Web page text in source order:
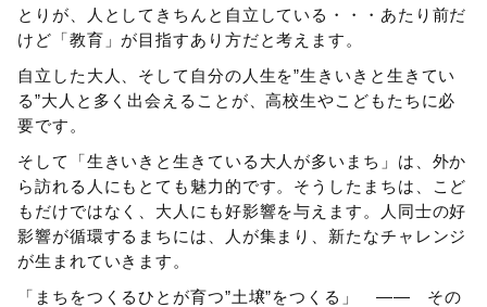
とりが、人としてきちんと自立している・・・あたり前だ
けど「教育」が目指すあり方だと考えます。
自立した大人、そして自分の人生を”生きいきと生きてい
る”大人と多く出会えることが、高校生やこどもたちに必
要です。
そして「生きいきと生きている大人が多いまち」は、外か
ら訪れる人にもとても魅力的です。そうしたまちは、こど
もだけではなく、大人にも好影響を与えます。人同士の好
影響が循環するまちには、人が集まり、新たなチャレンジ
が生まれていきます。
「まちをつくるひとが育つ”土壌”をつくる」 ―― その